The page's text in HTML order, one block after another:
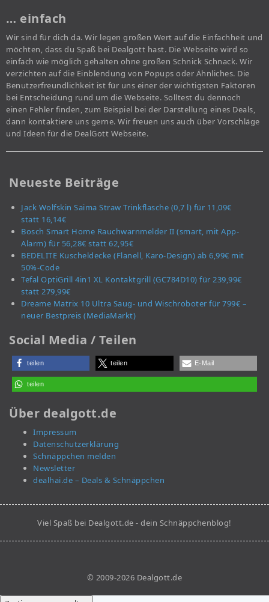
… einfach
Wir sind für dich da. Wir legen großen Wert auf die Einfachheit und
möchten, dass du Spaß bei Dealgott hast. Die Webseite wird so
einfach wie möglich gehalten ohne großen Schnick Schnack. Wir
verzichten auf die Einblendung von Popups oder Ähnliches. Die
Benutzerfreundlichkeit ist für uns einer der wichtigsten Faktoren
bei Entscheidung rund um die Webseite. Solltest du dennoch
einen Fehler finden, zum Beispiel bei der Darstellung eines Deals,
dann kontaktiere uns gerne. Wir freuen uns auch über Vorschläge
und Ideen für die DealGott Webseite.
Neueste Beiträge
Jack Wolfskin Saima Straw Trinkflasche (0,7 l) für 11,09€
statt 16,14€
Bosch Smart Home Rauchwarnmelder II (smart, mit App-
Alarm) für 56,28€ statt 62,95€
BEDELITE Kuscheldecke (Flanell, Karo-Design) ab 6,99€ mit
50%-Code
Tefal OptiGrill 4in1 XL Kontaktgrill (GC784D10) für 239,99€
statt 279,99€
Dreame Matrix 10 Ultra Saug- und Wischroboter für 799€ –
neuer Bestpreis (MediaMarkt)
Social Media / Teilen
teilen teilen E-Mail
teilen
Über dealgott.de
Impressum
Datenschutzerklärung
Schnäppchen melden
Newsletter
dealhai.de – Deals & Schnäppchen
Viel Spaß bei Dealgott.de - dein Schnäppchenblog!
© 2009-2026 Dealgott.de